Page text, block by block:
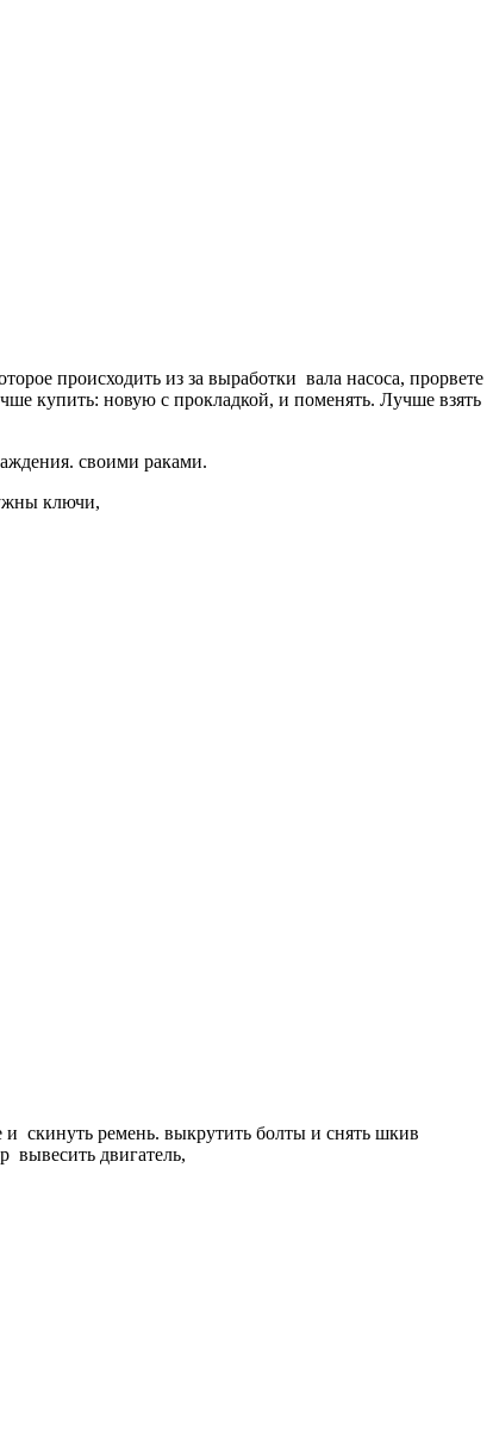
происходить из за выработки вала насоса, прорвете
купить: новую с прокладкой, и поменять. Лучше взять
своими раками.
ключи,
и скинуть ремень. выкрутить болты и снять шкив
вывесить двигатель,